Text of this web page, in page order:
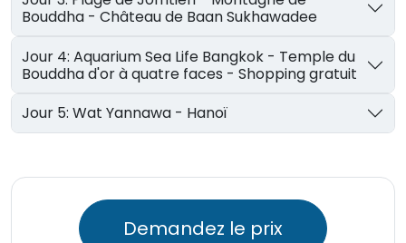
Bouddha - Château de Baan Sukhawadee
Jour 4: Aquarium Sea Life Bangkok - Temple du
Bouddha d'or à quatre faces - Shopping gratuit
Jour 5: Wat Yannawa - Hanoï
Demandez le prix